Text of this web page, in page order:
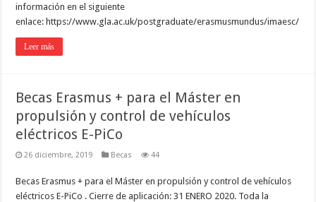
información en el siguiente
enlace: https://www.gla.ac.uk/postgraduate/erasmusmundus/imaesc/
Leer más
Becas Erasmus + para el Máster en
propulsión y control de vehículos
eléctricos E-PiCo
26 diciembre, 2019 Becas 44
Becas Erasmus + para el Máster en propulsión y control de vehículos
eléctricos E-PiCo . Cierre de aplicación: 31 ENERO 2020. Toda la